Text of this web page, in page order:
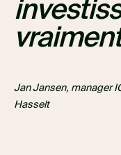
Jan Jansen, manager
Hasselt